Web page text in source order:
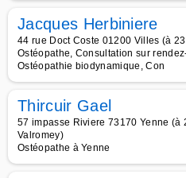
Jacques Herbiniere
44 rue Doct Coste 01200 Villes (à
Ostéopathe, Consultation sur
Ostéopathie biodynamique, Con
Thircuir Gael
57 impasse Riviere 73170 Yenne (à
Valromey)
Ostéopathe à Yenne